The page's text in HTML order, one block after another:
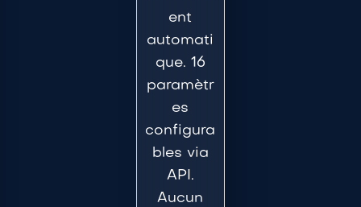
ent
automati
que. 16
paramètr
es
configura
bles via
API.
Aucun